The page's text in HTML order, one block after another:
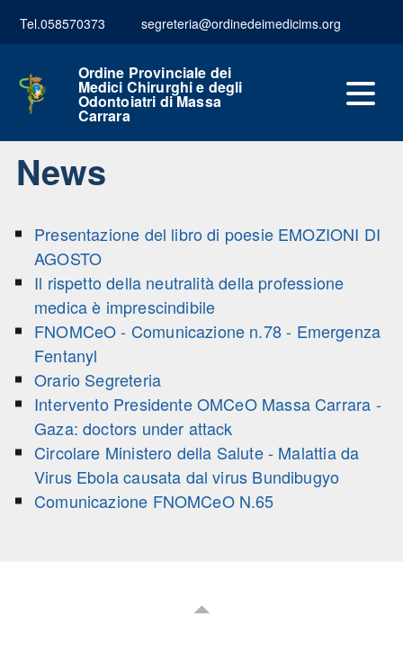
Tel.058570373 segreteria@ordinedeimedicims.org
Ordine Provinciale dei
Medici Chirurghi e degli
Odontoiatri di Massa
Carrara
News
Presentazione del libro di poesie EMOZIONI DI
AGOSTO
Il rispetto della neutralità della professione
medica è imprescindibile
FNOMCeO - Comunicazione n.78 - Emergenza
Fentanyl
Orario Segreteria
Intervento Presidente OMCeO Massa Carrara -
Gaza: doctors under attack
Circolare Ministero della Salute - Malattia da
Virus Ebola causata dal virus Bundibugyo
Comunicazione FNOMCeO N.65